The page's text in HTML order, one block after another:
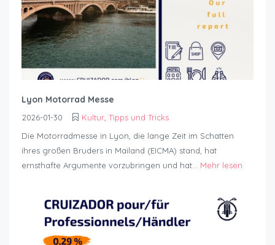
Lyon Motorrad Messe
2026-01-30 Kultur Tipps und Tricks
Die Motorradmesse in Lyon, die lange Zeit im Schatten
ihres großen Bruders in Mailand (EICMA) stand, hat
ernsthafte Argumente vorzubringen und hat... Mehr lesen